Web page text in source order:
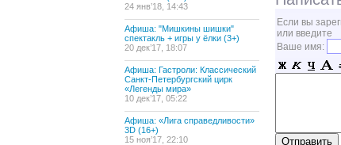
24 янв’18, 14:43
Афиша: "Мишкины шишки"
спектакль + игры у ёлки (3+)
20 дек’17, 18:07
Афиша: Гастроли: Классический
Санкт-Петербургский цирк
«Легенды мира»
10 дек’17, 05:22
Афиша: «Лига справедливости»
3D (16+)
15 ноя’17, 22:10
Если вы
или введите
Ваше имя: